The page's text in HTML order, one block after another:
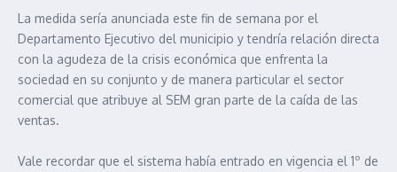
La medida sería anunciada este fin de semana por el
Departamento Ejecutivo del municipio y tendría relación directa
con la agudeza de la crisis económica que enfrenta la
sociedad en su conjunto y de manera particular el sector
comercial que atribuye al SEM gran parte de la caída de las
ventas.
Vale recordar que el sistema había entrado en vigencia el 1º de